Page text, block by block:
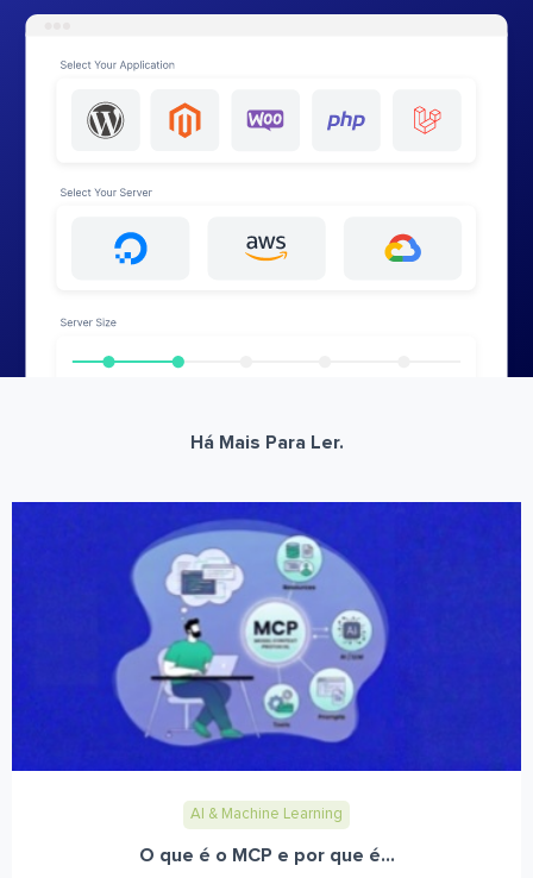
Há Mais Para Ler.
AI & Machine Learning
O que é o MCP e por que é...